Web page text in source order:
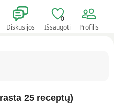
Diskusijos
0
Išsaugoti Profilis
25 receptų)